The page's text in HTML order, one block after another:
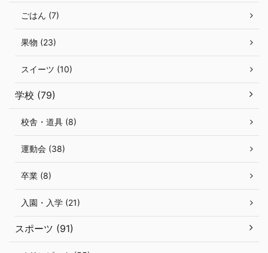
ごはん (7)
果物 (23)
スイーツ (10)
学校 (79)
校舎・道具 (8)
運動会 (38)
卒業 (8)
入園・入学 (21)
スポーツ (91)